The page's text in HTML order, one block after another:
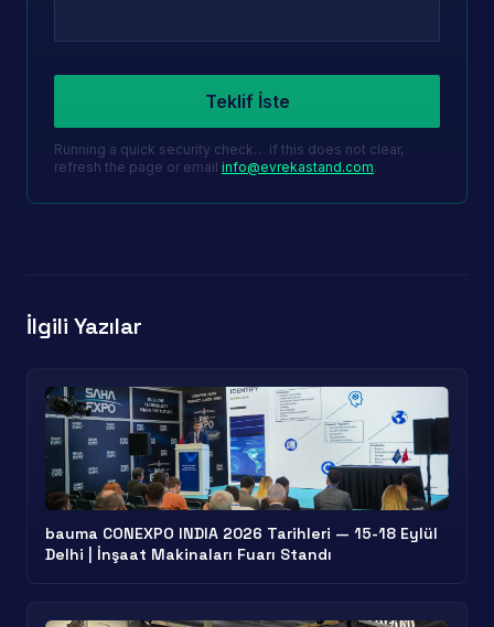
Teklif İste
Running a quick security check… if this does not clear,
refresh the page or email info@evrekastand.com.
İlgili Yazılar
bauma CONEXPO INDIA 2026 Tarihleri — 15-18 Eylül
Delhi | İnşaat Makinaları Fuarı Standı